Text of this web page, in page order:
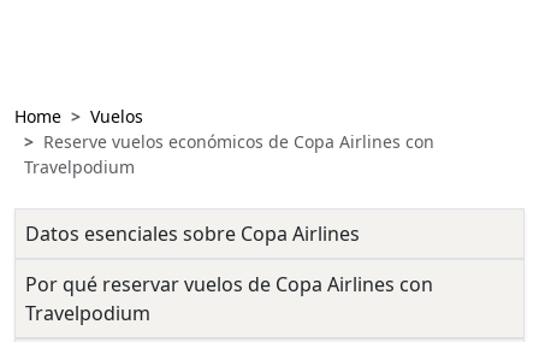
Home
Vuelos
Reserve vuelos económicos de Copa Airlines con
Travelpodium
Datos esenciales sobre Copa Airlines
Por qué reservar vuelos de Copa Airlines con
Travelpodium